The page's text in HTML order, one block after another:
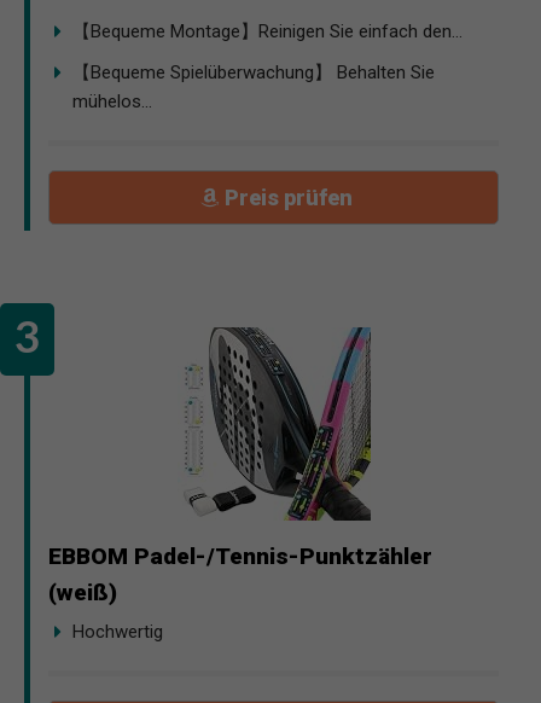
【Bequeme Montage】Reinigen Sie einfach den...
【Bequeme Spielüberwachung】 Behalten Sie
mühelos...
Preis prüfen
EBBOM Padel-/Tennis-Punktzähler
(weiß)
Hochwertig